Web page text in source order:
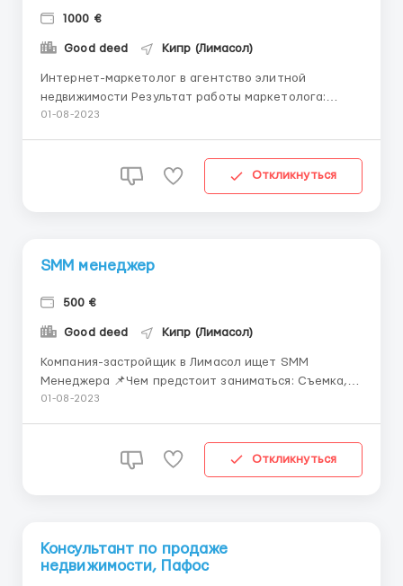
1000 €
Good deed Кипр (Лимасол)
Интернет-маркетолог в агентство элитной
недвижимости Результат работы маркетолога:
новые качественные клиенты, привлеченные из
01-08-2023
Откликнуться
SMM менеджер
500 €
Good deed Кипр (Лимасол)
Компания-застройщик в Лимасол ищет SMM
Менеджера 📌Чем предстоит заниматься: Съемка,
монтаж и публикация креативных / интересных /
Reels на основе актуальных тенденций / трендов;
01-08-2023
Откликнуться
Консультант по продаже
недвижимости, Пафос